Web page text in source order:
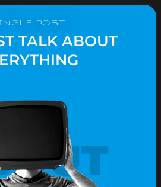
POST
TALK ABOUT